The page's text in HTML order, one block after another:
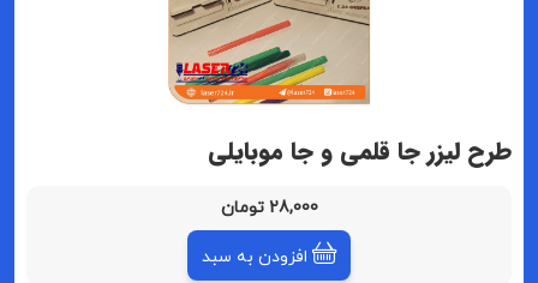
طرح لیزر جا قلمی و جا موبایلی
28,000 تومان
افزودن به سبد